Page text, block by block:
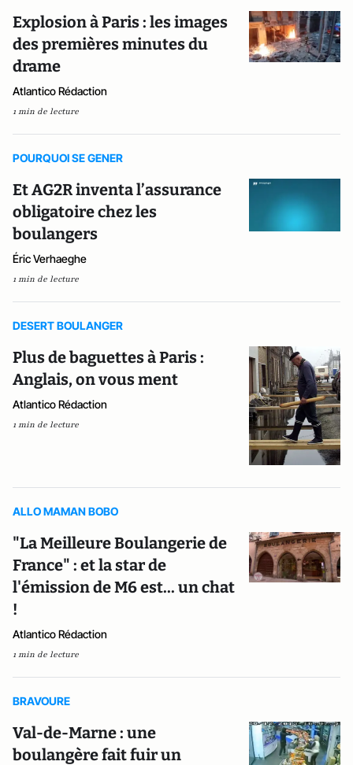
Explosion à Paris : les images
des premières minutes du
drame
Atlantico Rédaction
1 min de lecture
POURQUOI SE GENER
Et AG2R inventa l’assurance
obligatoire chez les
boulangers
Éric Verhaeghe
1 min de lecture
DESERT BOULANGER
Plus de baguettes à Paris :
Anglais, on vous ment
Atlantico Rédaction
1 min de lecture
ALLO MAMAN BOBO
"La Meilleure Boulangerie de
France" : et la star de
l'émission de M6 est... un chat
!
Atlantico Rédaction
1 min de lecture
BRAVOURE
Val-de-Marne : une
boulangère fait fuir un